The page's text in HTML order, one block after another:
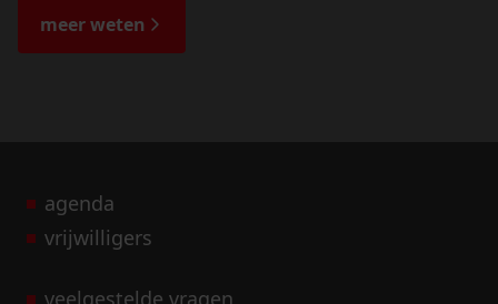
de bijzondere verhalen.
meer weten
agenda
vrijwilligers